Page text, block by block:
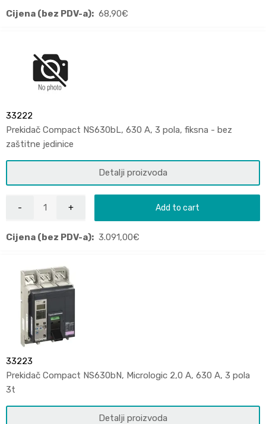
Cijena (bez PDV-a): 68,90€
33222
Prekidač Compact NS630bL, 630 A, 3 pola, fiksna - bez
zaštitne jedinice
Detalji proizvoda
Add to cart
Cijena (bez PDV-a): 3.091,00€
33223
Prekidač Compact NS630bN, Micrologic 2,0 A, 630 A, 3 pola
3t
Detalji proizvoda